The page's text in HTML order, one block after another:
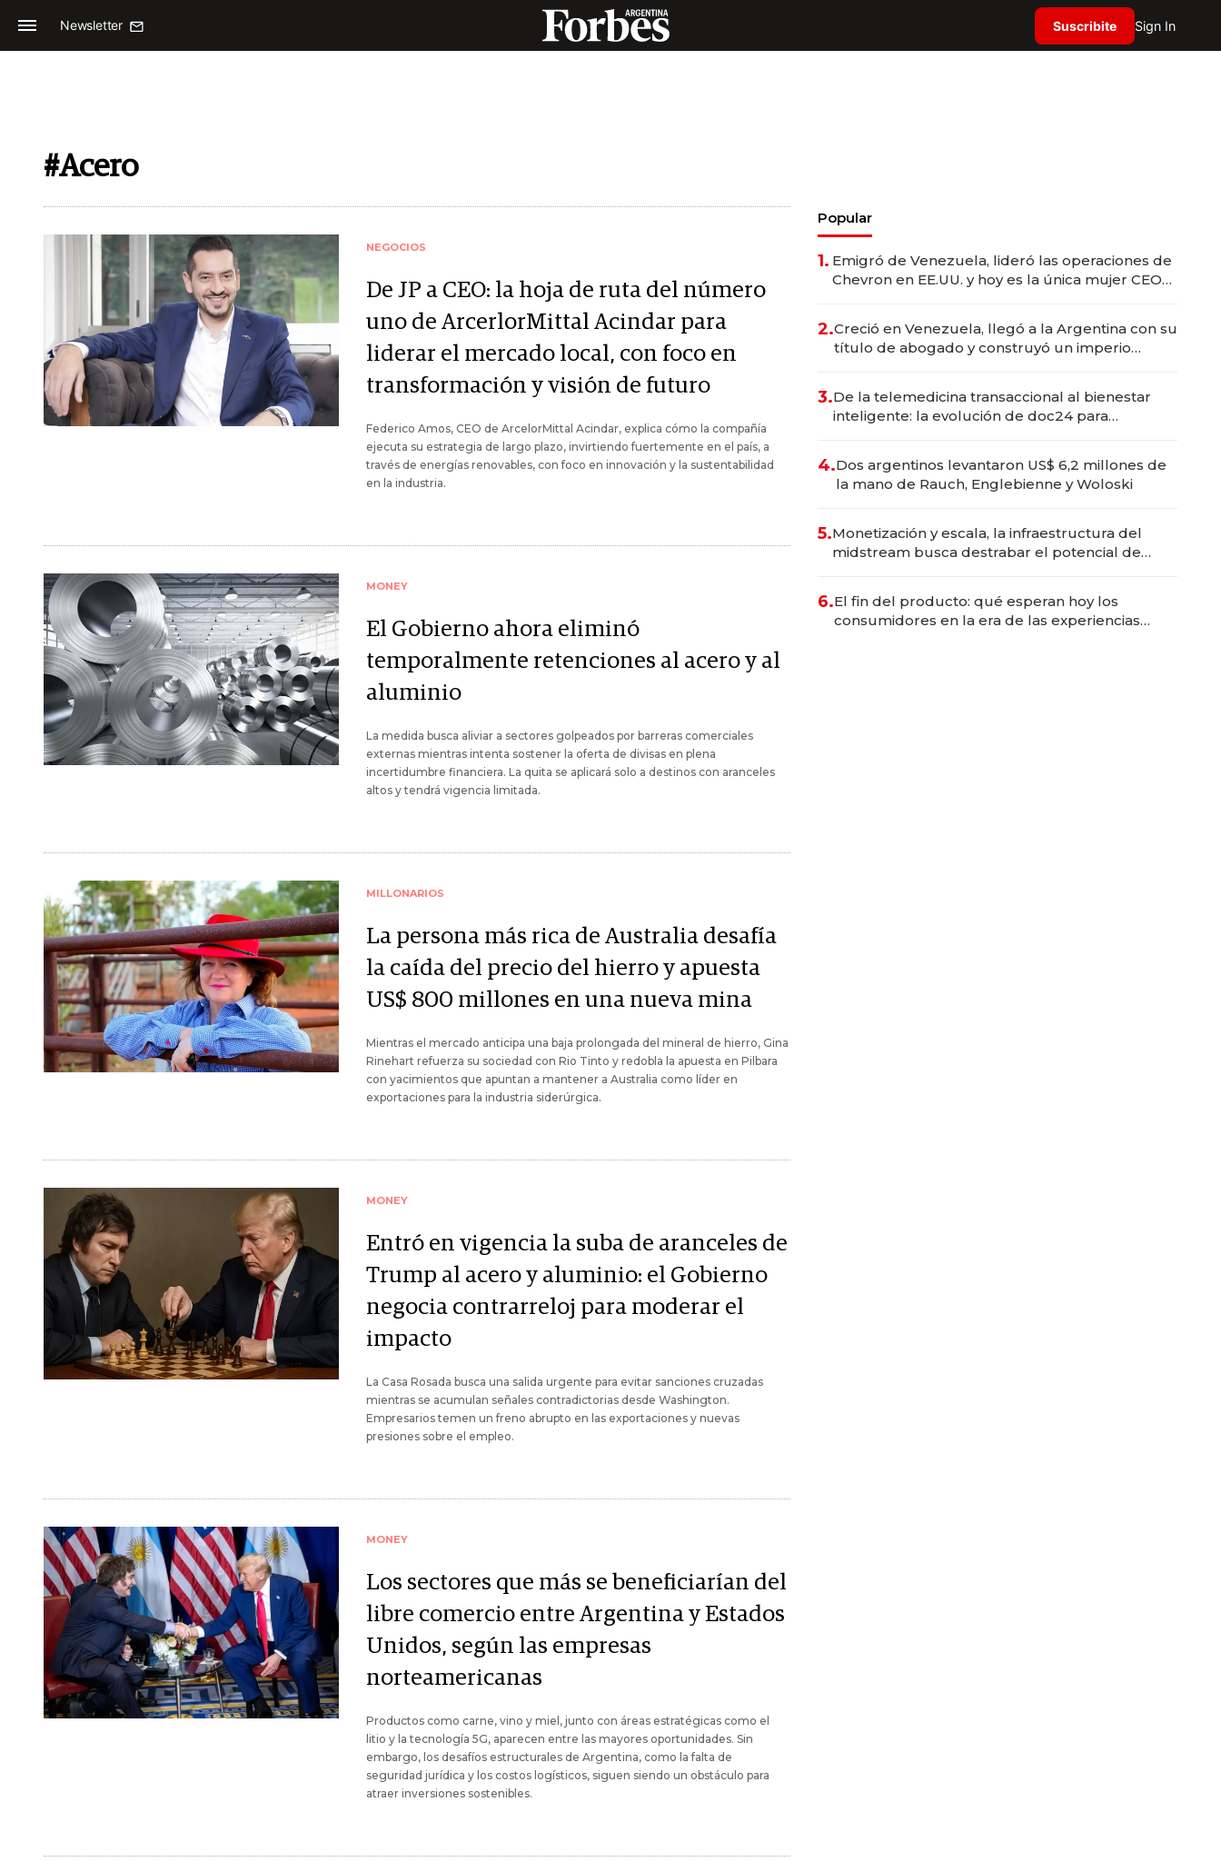
Newsletter Suscribite Sign In
#Acero
NEGOCIOS
De JP a CEO: la hoja de ruta del número
uno de ArcerlorMittal Acindar para
liderar el mercado local, con foco en
transformación y visión de futuro
Federico Amos, CEO de ArcelorMittal Acindar, explica cómo la compañía
ejecuta su estrategia de largo plazo, invirtiendo fuertemente en el país, a
través de energías renovables, con foco en innovación y la sustentabilidad
en la industria.
MONEY
El Gobierno ahora eliminó
temporalmente retenciones al acero y al
aluminio
La medida busca aliviar a sectores golpeados por barreras comerciales
externas mientras intenta sostener la oferta de divisas en plena
incertidumbre financiera. La quita se aplicará solo a destinos con aranceles
altos y tendrá vigencia limitada.
MILLONARIOS
La persona más rica de Australia desafía
la caída del precio del hierro y apuesta
US$ 800 millones en una nueva mina
Mientras el mercado anticipa una baja prolongada del mineral de hierro, Gina
Rinehart refuerza su sociedad con Rio Tinto y redobla la apuesta en Pilbara
con yacimientos que apuntan a mantener a Australia como líder en
exportaciones para la industria siderúrgica.
MONEY
Entró en vigencia la suba de aranceles de
Trump al acero y aluminio: el Gobierno
negocia contrarreloj para moderar el
impacto
La Casa Rosada busca una salida urgente para evitar sanciones cruzadas
mientras se acumulan señales contradictorias desde Washington.
Empresarios temen un freno abrupto en las exportaciones y nuevas
presiones sobre el empleo.
MONEY
Los sectores que más se beneficiarían del
libre comercio entre Argentina y Estados
Unidos, según las empresas
norteamericanas
Productos como carne, vino y miel, junto con áreas estratégicas como el
litio y la tecnología 5G, aparecen entre las mayores oportunidades. Sin
embargo, los desafíos estructurales de Argentina, como la falta de
seguridad jurídica y los costos logísticos, siguen siendo un obstáculo para
atraer inversiones sostenibles.
Popular
1. Emigró de Venezuela, lideró las operaciones de
Chevron en EE.UU. y hoy es la única mujer CEO
2.Creció en Venezuela, llegó a la Argentina con su
título de abogado y construyó un imperio
3.De la telemedicina transaccional al bienestar
inteligente: la evolución de doc24 para
4.Dos argentinos levantaron US$ 6,2 millones de
la mano de Rauch, Englebienne y Woloski
5.Monetización y escala, la infraestructura del
midstream busca destrabar el potencial de
6.El fin del producto: qué esperan hoy los
consumidores en la era de las experiencias